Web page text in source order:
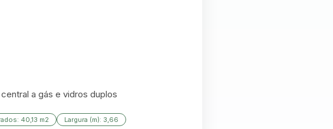
a gás e vidros duplos
40,13 m2 Largura (m): 3,66